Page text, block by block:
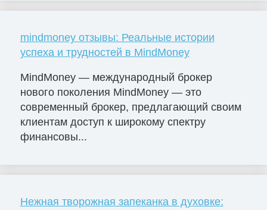
mindmoney отзывы: Реальные истории
успеха и трудностей в MindMoney
MindMoney — международный брокер
нового поколения MindMoney — это
современный брокер, предлагающий своим
клиентам доступ к широкому спектру
финансовы...
Нежная творожная запеканка в духовке: